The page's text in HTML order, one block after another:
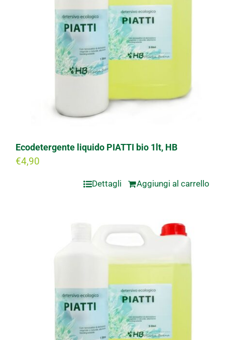
Ecodetergente liquido PIATTI bio 1lt, HB
€4,90
Aggiungi al carrello
Dettagli